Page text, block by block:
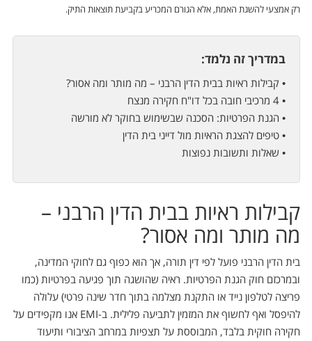
רק אמצעי להשגת האמת, אלא הגורם המכריע בקביעת תוצאות התיק.
במדריך זה נלמד:
• קבילות ראיות בבית הדין הרבני – מה מותר ומה אסור?
• 4 מרכיבי חובה בכל דו"ח חקירה מנצח
• הגנת הפרטיות: הסכנה שבשימוש בחוקר לא מורשה
• טיפים להצגת הראיות מול דייני בית הדין
• שאלות ותשובות נפוצות
קבילות ראיות בבית הדין הרבני –
מה מותר ומה אסור?
בית הדין הרבני פועל לפי דין תורה, אך הוא כפוף גם לחוקי המדינה,
ובמרכזם חוק הגנת הפרטיות. ראיה שהושגה תוך פגיעה בפרטיות (כמו
פריצה לטלפון נייד או התקנת מצלמה בתוך חדר שינה פרטי) עלולה
להיפסל ואף לחשוף את המזמין לתביעה פלילית. ב-EMI אנו מקפידים על
חקירה חוקית בלבד, המבוססת על תצפיות במרחב הציבורי ותיעוד